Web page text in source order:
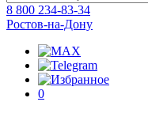
8 800 234-83-34
Ростов-на-Дону
0